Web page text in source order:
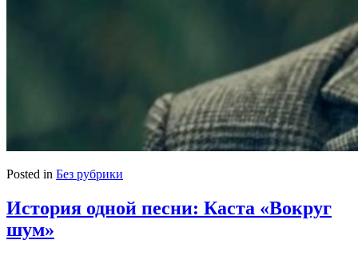
Posted in Без рубрики
История одной песни: Каста «Вокруг
шум»